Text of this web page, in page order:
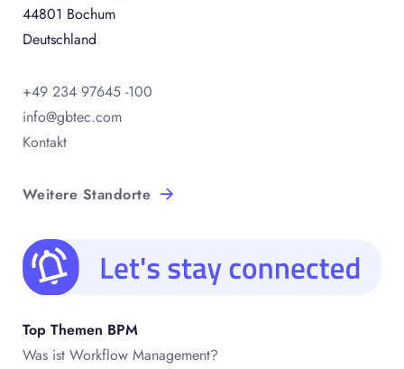
44801 Bochum
Deutschland
+49 234 97645 -100
info@gbtec.com
Kontakt
Weitere Standorte
Top Themen BPM
Was ist Workflow Management?